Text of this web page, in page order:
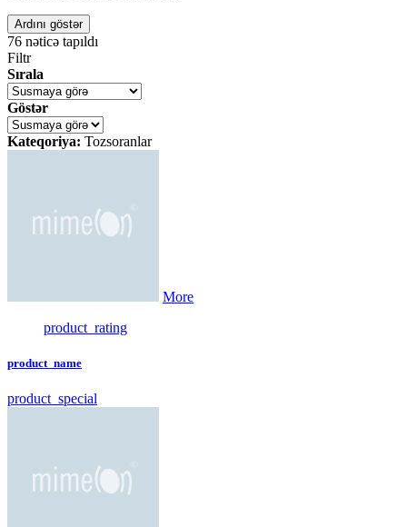
Ardını göstər
76 nəticə tapıldı
Filtr
Sırala
Göstər
Kateqoriya: Tozsoranlar
More
product_rating
product_name
product_special